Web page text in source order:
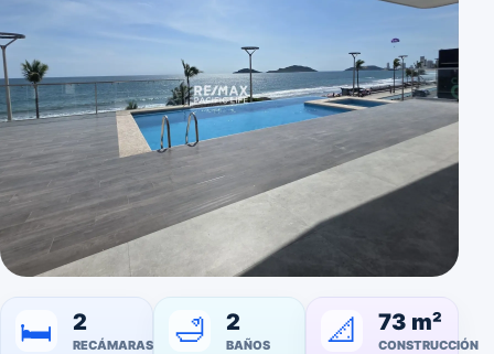
🛏️ 2
RECÁMARAS 🛁 2
BAÑOS 📐 73 m²
CONSTRUCCIÓN